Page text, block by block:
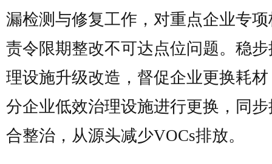
漏检测与修复工作，对重点企业专
责令限期整改不可达点位问题。稳
理设施升级改造，督促企业更换耗
分企业低效治理设施进行更换，同
合整治，从源头减少VOCs排放。